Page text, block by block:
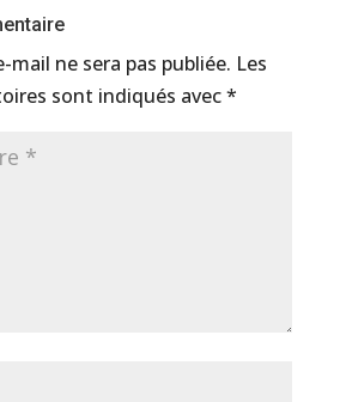
mail ne sera pas publiée. Les
sont indiqués avec*